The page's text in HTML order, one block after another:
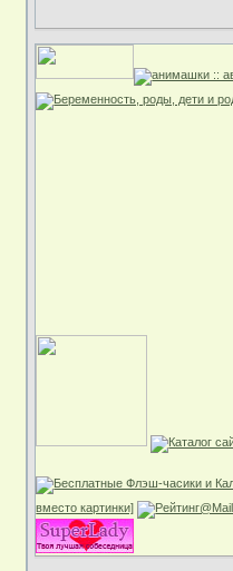
вместо картинки]